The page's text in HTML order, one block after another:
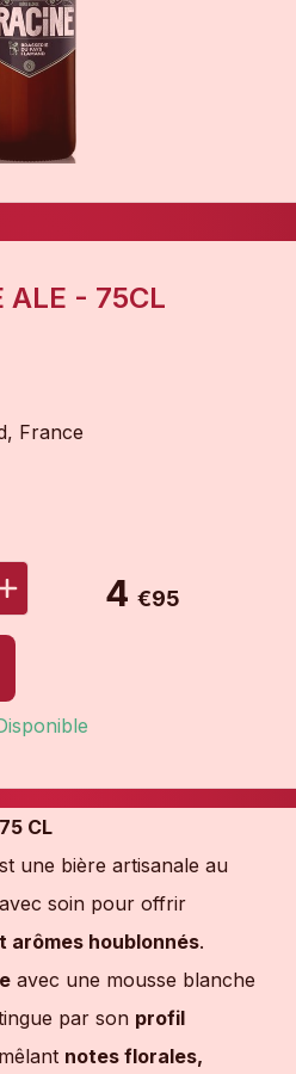
ALE - 75CL
France
4€95
CL
une bière artisanale au
soin pour offrir
arômes houblonnés.
avec une mousse blanche
par son profil
notes florales,